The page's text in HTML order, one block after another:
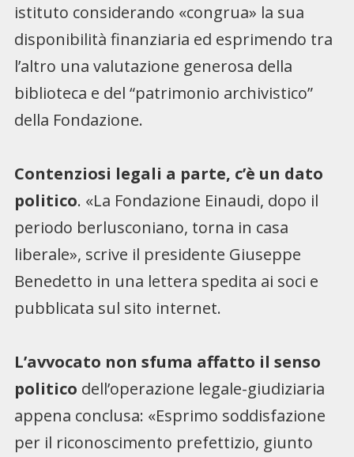
istituto considerando «congrua» la sua
disponibilità finanziaria ed esprimendo tra
l’altro una valutazione generosa della
biblioteca e del “patrimonio archivistico”
della Fondazione.
Contenziosi legali a parte, c’è un dato
politico. «La Fondazione Einaudi, dopo il
periodo berlusconiano, torna in casa
liberale», scrive il presidente Giuseppe
Benedetto in una lettera spedita ai soci e
pubblicata sul sito internet.
L’avvocato non sfuma affatto il senso
politico dell’operazione legale-giudiziaria
appena conclusa: «Esprimo soddisfazione
per il riconoscimento prefettizio, giunto